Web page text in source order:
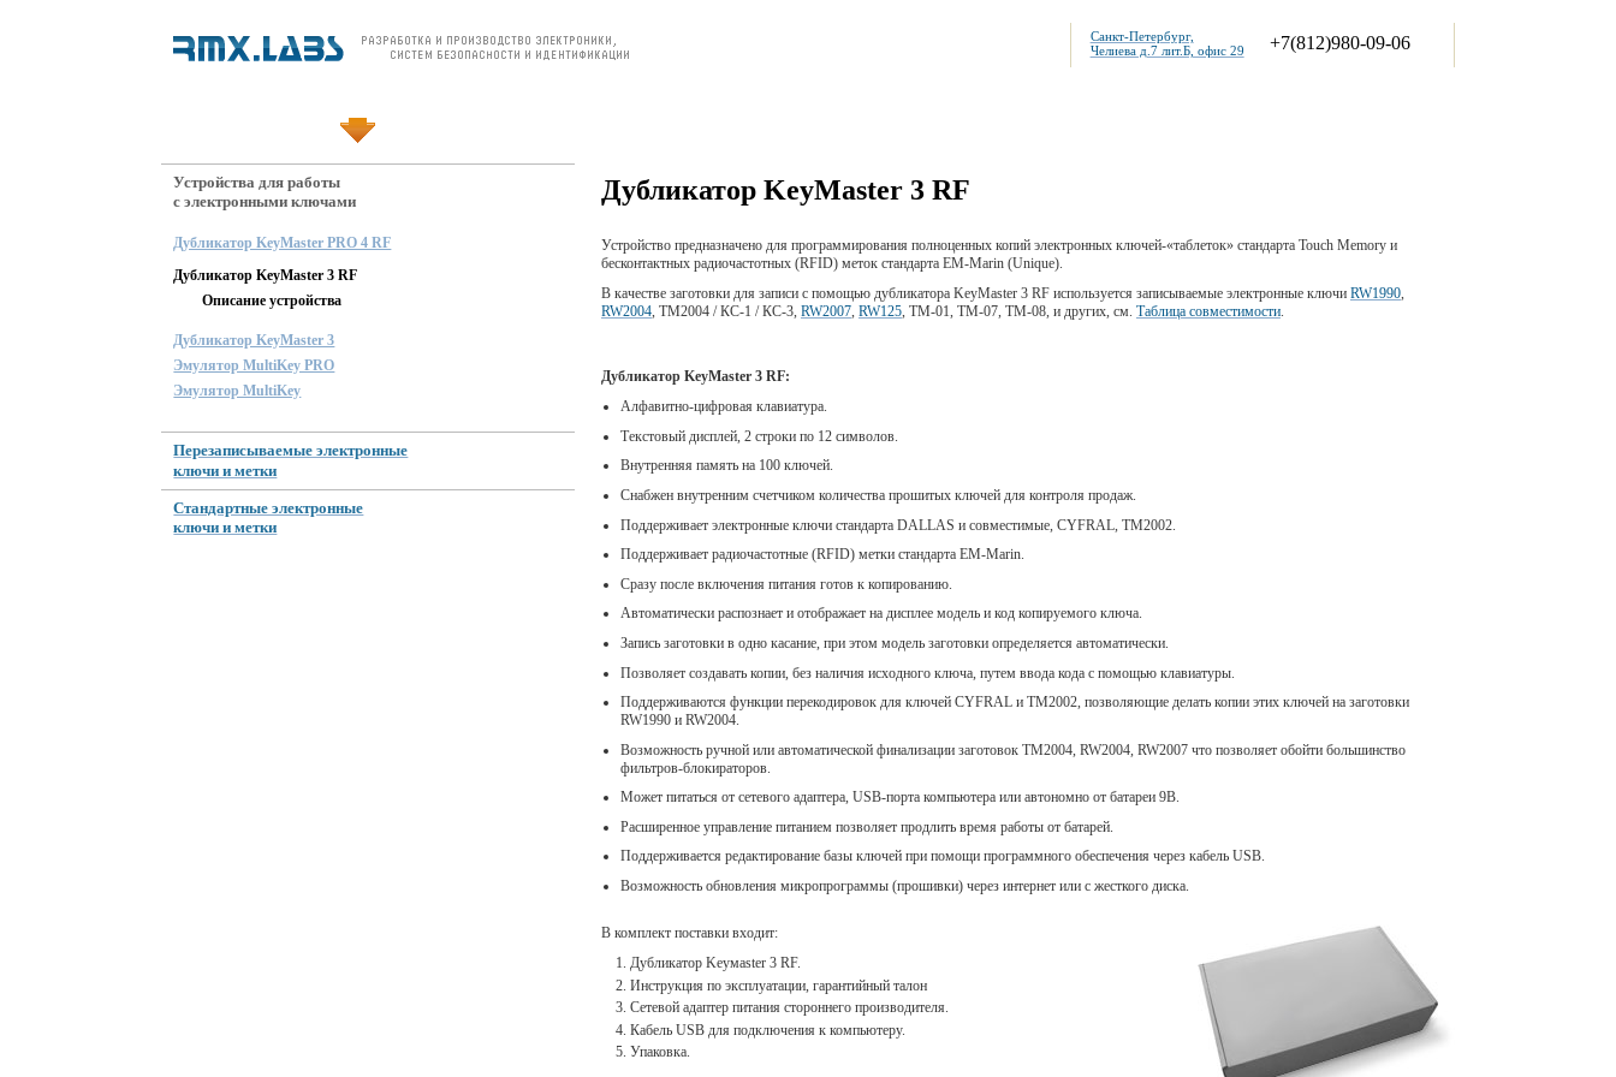
Санкт-Петербург,
Челиева д.7 лит.Б, офис 29
+7(812)980-09-06
Устройства для работы
с электронными ключами
Дубликатор KeyMaster PRO 4 RF
Дубликатор KeyMaster 3 RF
Описание устройства
Дубликатор KeyMaster 3
Эмулятор MultiKey PRO
Эмулятор MultiKey
Перезаписываемые электронные
ключи и метки
Стандартные электронные
ключи и метки
Дубликатор KeyMaster 3 RF
Устройство предназначено для программирования полноценных копий электронных ключей-«таблеток» стандарта Touch Memory и
бесконтактных радиочастотных (RFID) меток стандарта EM-Marin (Unique).
В качестве заготовки для записи с помощью дубликатора KeyMaster 3 RF используется записываемые электронные ключи RW1990,
RW2004, TM2004 / КС-1 / КС-3, RW2007, RW125, TM-01, TM-07, TM-08, и других, см. Таблица совместимости.
Дубликатор KeyMaster 3 RF:
Алфавитно-цифровая клавиатура.
Текстовый дисплей, 2 строки по 12 символов.
Внутренняя память на 100 ключей.
Снабжен внутренним счетчиком количества прошитых ключей для контроля продаж.
Поддерживает электронные ключи стандарта DALLAS и совместимые, CYFRAL, ТМ2002.
Поддерживает радиочастотные (RFID) метки стандарта EM-Marin.
Сразу после включения питания готов к копированию.
Автоматически распознает и отображает на дисплее модель и код копируемого ключа.
Запись заготовки в одно касание, при этом модель заготовки определяется автоматически.
Позволяет создавать копии, без наличия исходного ключа, путем ввода кода с помощью клавиатуры.
Поддерживаются функции перекодировок для ключей CYFRAL и ТМ2002, позволяющие делать копии этих ключей на заготовки
RW1990 и RW2004.
Возможность ручной или автоматической финализации заготовок TM2004, RW2004, RW2007 что позволяет обойти большинство
фильтров-блокираторов.
Может питаться от сетевого адаптера, USB-порта компьютера или автономно от батареи 9В.
Расширенное управление питанием позволяет продлить время работы от батарей.
Поддерживается редактирование базы ключей при помощи программного обеспечения через кабель USB.
Возможность обновления микропрограммы (прошивки) через интернет или с жесткого диска.
В комплект поставки входит:
Дубликатор Keyмaster 3 RF.
Инструкция по эксплуатации, гарантийный талон
Сетевой адаптер питания стороннего производителя.
Кабель USB для подключения к компьютеру.
Упаковка.